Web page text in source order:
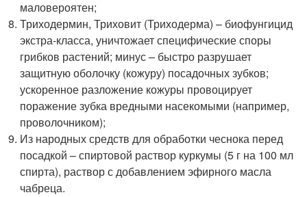
маловероятен;
Триходермин, Триховит (Триходерма) – биофунгицид
экстра-класса, уничтожает специфические споры
грибков растений; минус – быстро разрушает
защитную оболочку (кожуру) посадочных зубков;
ускоренное разложение кожуры провоцирует
поражение зубка вредными насекомыми (например,
проволочником);
Из народных средств для обработки чеснока перед
посадкой – спиртовой раствор куркумы (5 г на 100 мл
спирта), раствор с добавлением эфирного масла
чабреца.